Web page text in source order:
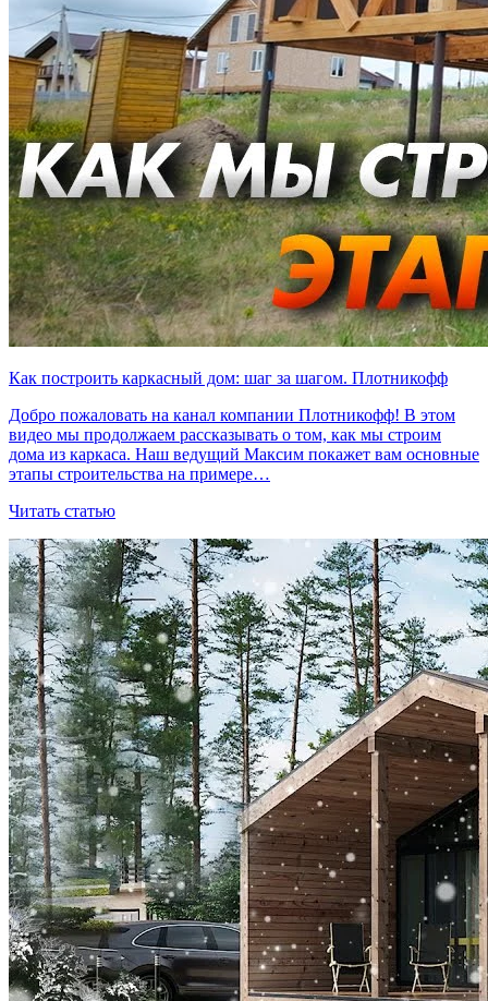
Как построить каркасный дом: шаг за шагом. Плотникофф
Добро пожаловать на канал компании Плотникофф! В этом
видео мы продолжаем рассказывать о том, как мы строим
дома из каркаса. Наш ведущий Максим покажет вам основные
этапы строительства на примере…
Читать статью